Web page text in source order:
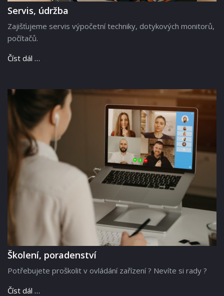
Servis, údržba
Zajišťujeme servis výpočetní techniky, dotykových monitorů,
počítačů.
Číst dál …
Školení, poradenství
Potřebujete proškolit v ovládání zařízení ? Nevíte si rady ?
Číst dál …